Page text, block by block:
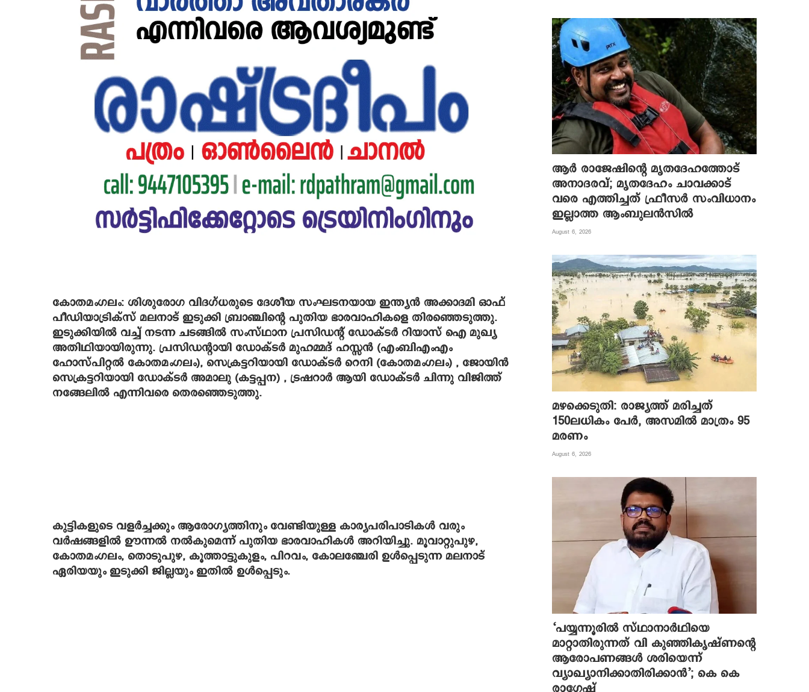
കോതമംഗലം: ശിശുരോഗ വിദഗ്ധരുടെ ദേശീയ സംഘടനയായ ഇന്ത്യന്‍ അക്കാദമി ഓഫ്
പീഡിയാട്രിക്‌സ് മലനാട് ഇടുക്കി ബ്രാഞ്ചിന്റെ പുതിയ ഭാരവാഹികളെ തിരഞ്ഞെടുത്തു.
ഇടുക്കിയില്‍ വച്ച് നടന്ന ചടങ്ങില്‍ സംസ്ഥാന പ്രസിഡന്റ് ഡോക്ടര്‍ റിയാസ് ഐ മുഖ്യ
അതിഥിയായിരുന്നു. പ്രസിഡന്റായി ഡോക്ടര്‍ മുഹമ്മദ് ഹസ്സന്‍ (എംബിഎംഎം
ഹോസ്പിറ്റല്‍ കോതമംഗലം), സെക്രട്ടറിയായി ഡോക്ടര്‍ റെനി (കോതമംഗലം) , ജോയിന്‍
സെക്രട്ടറിയായി ഡോക്ടര്‍ അമാലു (കട്ടപ്പന) , ട്രഷറാര്‍ ആയി ഡോക്ടര്‍ ചിന്നു വിജിത്ത്
നങ്ങേലില്‍ എന്നിവരെ തെരഞ്ഞെടുത്തു.
കുട്ടികളുടെ വളര്‍ച്ചക്കും ആരോഗ്യത്തിനും വേണ്ടിയുള്ള കാര്യപരിപാടികള്‍ വരും
വര്‍ഷങ്ങളില്‍ ഊന്നല്‍ നല്‍കുമെന്ന് പുതിയ ഭാരവാഹികള്‍ അറിയിച്ചു. മൂവാറ്റുപുഴ,
കോതമംഗലം, തൊടുപുഴ, കൂത്താട്ടുകുളം, പിറവം, കോലഞ്ചേരി ഉള്‍പ്പെടുന്ന മലനാട്
ഏരിയയും ഇടുക്കി ജില്ലയും ഇതില്‍ ഉള്‍പ്പെടും.
ആര്‍ രാജേഷിന്റെ മൃതദേഹത്തോട്
അനാദരവ്; മൃതദേഹം ചാവക്കാട്
വരെ എത്തിച്ചത് ഫ്രീസര്‍ സംവിധാനം
ഇല്ലാത്ത ആംബുലന്‍സില്‍
August 6, 2026
മഴക്കെടുതി: രാജ്യത്ത് മരിച്ചത്
150ലധികം പേർ, അസമിൽ മാത്രം 95
മരണം
August 6, 2026
‘പയ്യന്നൂരിൽ സ്ഥാനാർഥിയെ
മാറ്റാതിരുന്നത് വി കുഞ്ഞികൃഷ്ണന്റെ
ആരോപണങ്ങൾ ശരിയെന്ന്
വ്യാഖ്യാനിക്കാതിരിക്കാൻ’; കെ കെ
രാഗേഷ്